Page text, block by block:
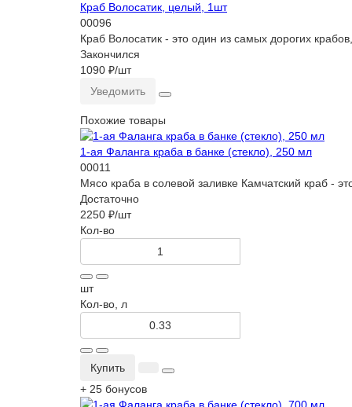
Краб Волосатик, целый, 1шт
00096
Краб Волосатик - это один из самых дорогих
Закончился
1090 ₽/шт
Уведомить
Похожие товары
1-ая Фаланга краба в банке (стекло), 250 мл
00011
Мясо краба в солевой заливке Камчатский краб -
Достаточно
2250 ₽/шт
Кол-во
шт
Кол-во, л
Купить
+ 25 бонусов